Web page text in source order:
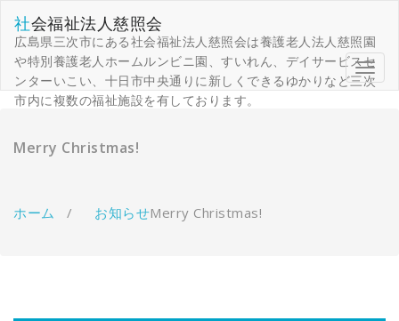
へ
社会福祉法人慈照会
広島県三次市にある社会福祉法人慈照会は養護老人法人慈照園
や特別養護老人ホームルンビニ園、すいれん、デイサービスセ
ンターいこい、十日市中央通りに新しくできるゆかりなど三次
市内に複数の福祉施設を有しております。
ナ
ビ
Merry Christmas!
ホーム / お知らせMerry Christmas!